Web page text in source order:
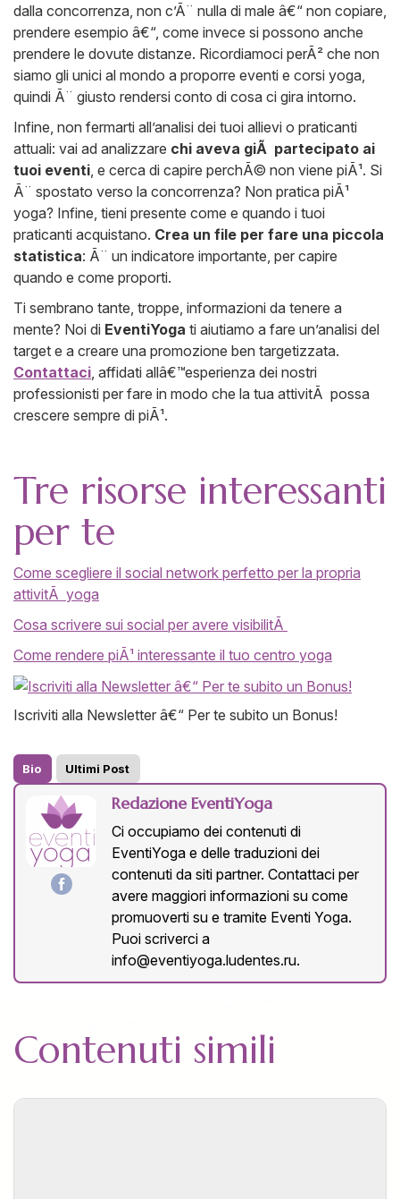
dalla concorrenza, non c’Ã¨ nulla di male â€“ non copiare,
prendere esempio â€“, come invece si possono anche
prendere le dovute distanze. Ricordiamoci perÃ² che non
siamo gli unici al mondo a proporre eventi e corsi yoga,
quindi Ã¨ giusto rendersi conto di cosa ci gira intorno.
Infine, non fermarti all’analisi dei tuoi allievi o praticanti
attuali: vai ad analizzare chi aveva giÃ partecipato ai
tuoi eventi , e cerca di capire perchÃ© non viene piÃ¹. Si
Ã¨ spostato verso la concorrenza? Non pratica piÃ¹
yoga? Infine, tieni presente come e quando i tuoi
praticanti acquistano. Crea un file per fare una piccola
statistica: Ã¨ un indicatore importante, per capire
quando e come proporti.
Ti sembrano tante, troppe, informazioni da tenere a
mente? Noi di EventiYoga ti aiutiamo a fare un’analisi del
target e a creare una promozione ben targetizzata.
Contattaci , affidati allâ€™esperienza dei nostri
professionisti per fare in modo che la tua attivitÃ possa
crescere sempre di piÃ¹.
Tre risorse interessanti
per te
Come scegliere il social network perfetto per la propria
attivitÃ yoga
Cosa scrivere sui social per avere visibilitÃ
Come rendere piÃ¹ interessante il tuo centro yoga
Iscriviti alla Newsletter â€“ Per te subito un Bonus!
Bio Ultimi Post
Redazione EventiYoga
Ci occupiamo dei contenuti di
EventiYoga e delle traduzioni dei
contenuti da siti partner. Contattaci per
avere maggiori informazioni su come
promuoverti su e tramite Eventi Yoga.
Puoi scriverci a
info@eventiyoga.ludentes.ru.
Contenuti simili